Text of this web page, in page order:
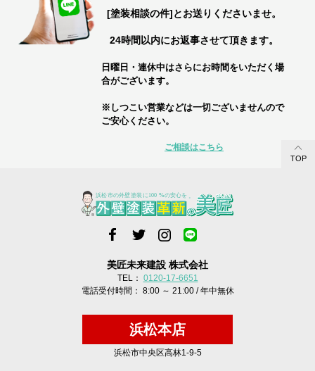
[塗装相談の件]とお送りくださいませ。
24時間以内にお返事させて頂きます。
日曜日・連休中はさらにお時間をいただく場
合がございます。
※しつこい営業などは一切ございませんので
ご安心ください。
ご相談はこちら
TOP
美匠未来建設 株式会社
TEL： 0120-17-6651
電話受付時間： 8:00 ～ 21:00 / 年中無休
浜松本店
浜松市中央区高林1-9-5